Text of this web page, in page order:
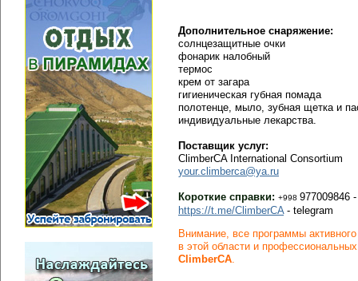
Дополнительное снаряжение:
солнцезащитные очки
фонарик налобный
термос
крем от загара
гигиеническая губная помада
полотенце, мыло, зубная щетка и
индивидуальные лекарства.
Поставщик услуг:
ClimberCA International Consortium
your.climberca@ya.ru
Короткие справки: +998 977009846
https://t.me/ClimberCA- telegram
Внимание, все программы
в этой области и
ClimberCA.